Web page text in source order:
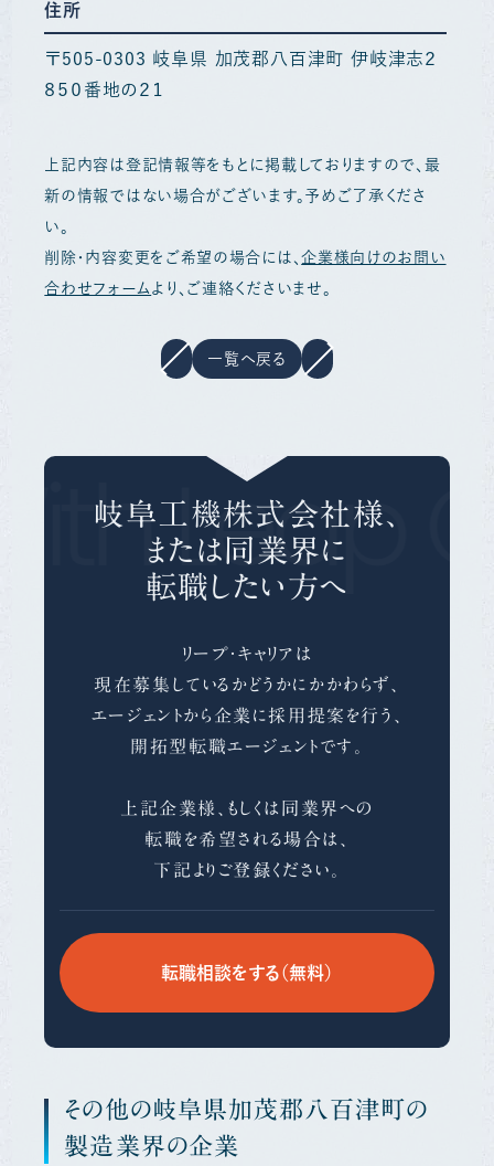
住所
〒505-0303 岐阜県 加茂郡八百津町 伊岐津志２
８５０番地の２１
上記内容は登記情報等をもとに掲載しておりますので、最
新の情報ではない場合がございます。予めご了承くださ
い。
削除・内容変更をご希望の場合には、企業様向けのお問い
合わせフォーム より、ご連絡くださいませ。
一覧へ戻る
Leap
岐阜工機株式会社様、
または同業界に
転職したい方へ
リープ・キャリアは
現在募集しているかどうかにかかわらず、
エージェントから企業に採用提案を行う、
開拓型転職エージェントです。
上記企業様、もしくは同業界への
転職を希望される場合は、
下記よりご登録ください。
転職相談をする（無料）
その他の岐阜県加茂郡八百津町の
製造業界の企業